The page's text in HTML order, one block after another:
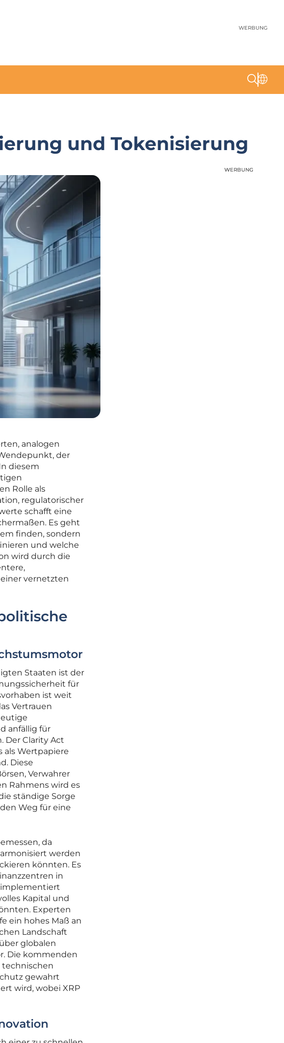
WERBUNG
und Tokenisierung
analogen
der
diesem
Rolle als
regulatorischer
schafft eine
Es geht
finden, sondern
und welche
wird durch die
vernetzten
Staaten ist der
für
ist weit
Vertrauen
anfällig für
Der Clarity Act
als Wertpapiere
Diese
Verwahrer
Rahmens wird es
ständige Sorge
Weg für eine
da
werden
könnten. Es
in
implementiert
Kapital und
Experten
ein hohes Maß an
Landschaft
globalen
Die kommenden
technischen
gewahrt
wird, wobei XRP
WERBUNG
WERBUNG